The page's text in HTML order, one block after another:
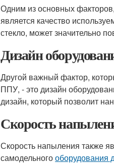
Одним из основных
является качество
стекло, может значительно
Дизайн
Другой важный фактор,
ППУ, - это дизайн
дизайн, который позволит
Скорость
Скорость напыления также
самодельногооборудования